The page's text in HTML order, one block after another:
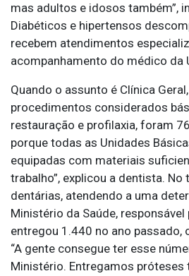
mas adultos e idosos também”,
Diabéticos e hipertensos
recebem atendimentos
acompanhamento do médico da
Quando o assunto é Clínica
procedimentos considerados
restauração e profilaxia, foram
porque todas as Unidades
equipadas com materiais
trabalho”, explicou a dentista.
dentárias, atendendo a uma
Ministério da Saúde,
entregou 1.440 no ano passado,
“A gente consegue ter esse
Ministério. Entregamos próteses